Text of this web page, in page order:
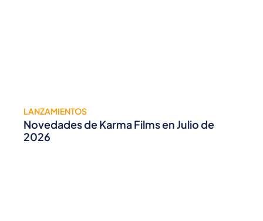
LANZAMIENTOS
Novedades de Karma Films en Julio de
2026